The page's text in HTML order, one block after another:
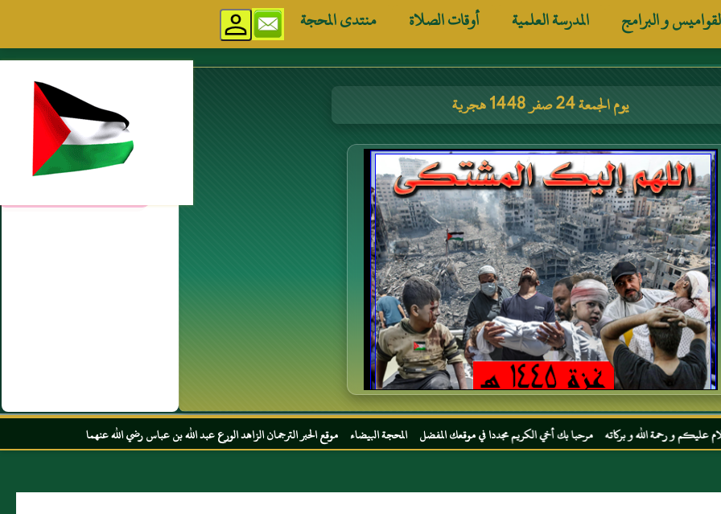
و البرامج المدرسة العلمية أوقات الصلاة منتدى المحجة
يوم الجمعة 24 صفر 1448 هجرية مواقع إسلامية
و بركاته مرحبا بك أخي الكريم مجددا في موقعك المفضل المحجة البيضاء موقع الحبر الترجمان الزاهد الورع عبد الله بن عباس رضي الله عنهما